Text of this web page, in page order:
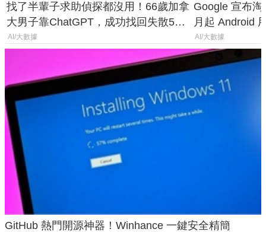
找了半輩子求助偵探都沒用！66歲加拿
大男子靠ChatGPT，成功找回失散50
年家人
AI/大數據
Google 宣布
月起 Android
AI/大數據
GitHub 熱門開源神器！Winhance 一鍵安全精簡